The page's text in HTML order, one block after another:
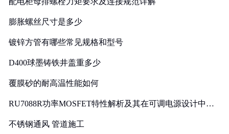
膨胀螺丝尺寸是多少
镀锌方管有哪些常见规格和型号
D400球墨铸铁井盖重多少
覆膜砂的耐高温性能如何
RU7088R功率MOSFET特性解析及其在可调电源设计中的
不锈钢通风 管道施工